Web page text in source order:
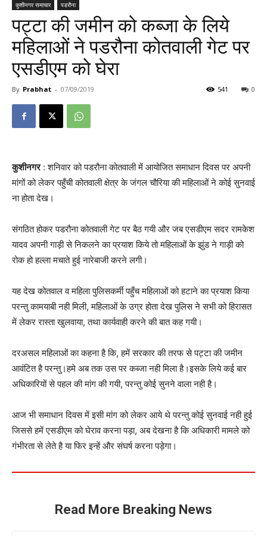
कुशीनगर समाचार पडरौना
पट्टा की जमीन को कब्जा के लिये
महिलाओं ने पडरौना कोतवाली गेट पर
एसडीएम को घेरा
By Prabhat - 07/09/2019 0
541
कुशीनगर: शनिवार को पडरौना कोतवाली में आयोजित समाधान दिवस पर अपनी
मांगों को लेकर पहुँची कोतवाली क्षेत्र के जंगल चौरिया की महिलाओं ने कोई सुनवाई
ना होता देख।
संगठित होकर पडरौना कोतवाली गेट पर बैठ गयी और जब एसडीएम सदर रामकेश
यादव अपनी गाड़ी से निकलने का प्रयाश किये तो महिलाओं के झुंड ने गाड़ी को
रोक हो हल्ला मचाते हुई नारेबाजी करने लगी।
यह देख कोतवाल व महिला पुलिसकर्मी पहुँच महिलाओं को हटाने का प्रयाश किया
परन्तु कामयाबी नही मिली, महिलाओं के उग्र होता देख पुलिस ने सभी को हिरासत
में लेकर रास्ता खुलवाया, तथा कार्यवाही करने की बात कह गयी।
दरअसल महिलाओं का कहना है कि, हमें सरकार की तरफ से पट्टा की जमीन
आवंटित है परन्तु।हमे अब तक उस पर कब्जा नही मिला है।इसके लिये कई बार
अधिकारियों से पहल की मांग की गयी, परन्तु कोई सुनने वाला नही है।
आज भी समाधान दिवस में इसी मांग को लेकर आये थे परन्तु कोई सुनवाई नही हुई
जिससे हमें एसडीएम को घेराव करना पड़ा, अब देखना है कि अधिकारी मामले को
गंभीरता से लेते है या फिर इन्हें और संघर्ष करना पड़ेगा।
Read More Breaking News